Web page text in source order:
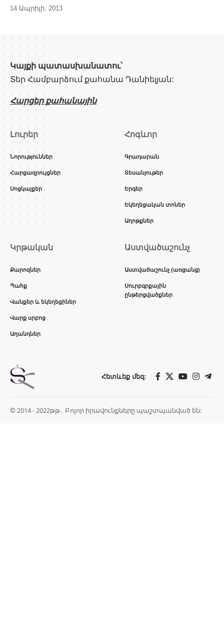
14 Ապրիլի, 2013
Կայքի պատասխանատու՝
Տեր Համբարձում քահանա Դանիելյան:
Հարցեր քահանային
Լուրեր
Նորություններ
Հարցազրույցներ
Սոցկայքեր
Հոգևոր
Գրադարան
Տեսանյութեր
Երգեր
Եկեղեցական տոներ
Աղոթքներ
Կրթական
Քարոզներ
Պահք
Վանքեր և եկեղեցիներ
Վարք սրբոց
Աղանդներ
Աստվածաշունչ
Աստվածաշունչ (առցանց)
Սուրբգրքային
ընթերցվածքներ
Հետևեք մեզ:
© 2014 - 2022թթ․ Բոլոր իրավունքները պաշտպանված են: